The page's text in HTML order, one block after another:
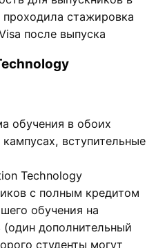
проходила стажировка
после выпуска
обучения в обоих
вступительные
Technology
с полным кредитом
обучения на
(один дополнительный
студенты могут